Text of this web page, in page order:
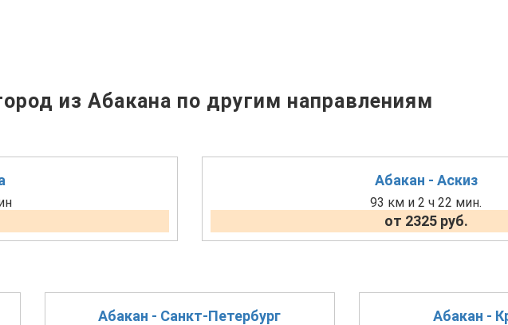
из Абакана по другим направлениям
Абакан - Аскиз
93 км и 2 ч 22 мин.
от 2325 руб.
Абакан - Санкт-Петербург Абакан -